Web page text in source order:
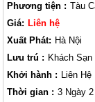
Phương tiện : Tàu
Giá: Liên hệ
Xuất Phát: Hà Nội
Lưu trú : Khách Sạn
Khởi hành : Liên Hệ
Thời gian : 3 Ngày